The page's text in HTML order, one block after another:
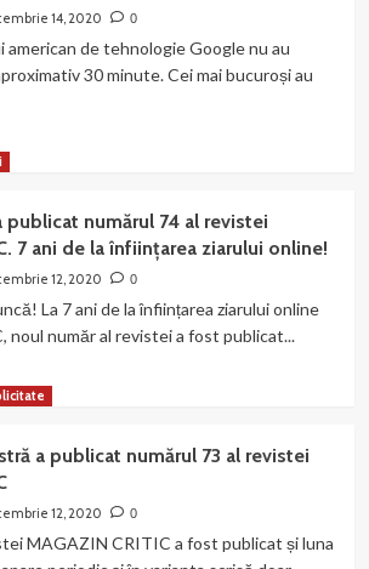
14, 2020 0
american de tehnologie Google nu au
30 minute. Cei mai bucuroși au
publicat numărul 74 al revistei
7 ani de la înființarea ziarului online!
12, 2020 0
La 7 ani de la înființarea ziarului online
noul număr al revistei a fost publicat...
a publicat numărul 73 al revistei
12, 2020 0
MAGAZIN CRITIC a fost publicat și luna